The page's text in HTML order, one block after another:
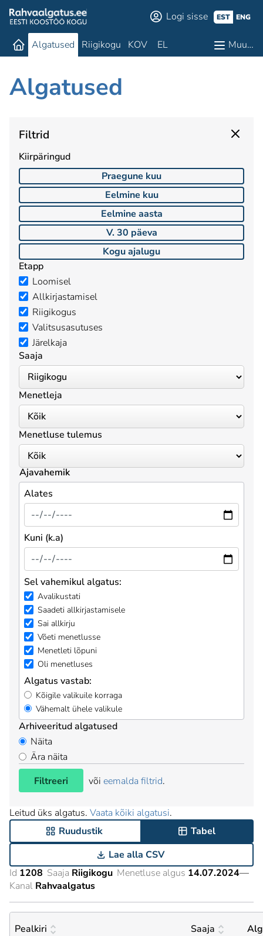
Logi sisse EST ENG
Algatused Riigikogu KOV EL Muu…
Algatused
Filtrid
Kiirpäringud
Praegune kuu
Eelmine kuu
Eelmine aasta
V. 30 päeva
Kogu ajalugu
Etapp
Loomisel
Allkirjastamisel
Riigikogus
Valitsusasutuses
Järelkaja
Saaja
Menetleja
Menetluse tulemus
Ajavahemik
Alates
Kuni (k.a)
Sel vahemikul algatus:
Avalikustati
Saadeti allkirjastamisele
Sai allkirju
Võeti menetlusse
Menetleti lõpuni
Oli menetluses
Algatus vastab:
Kõigile valikuile korraga
Vähemalt ühele valikule
Arhiveeritud algatused
Näita
Ära näita
Filtreeri
või eemalda filtrid.
Leitud üks algatus. Vaata kõiki algatusi.
Ruudustik
Tabel
Lae alla CSV
Id 1208 Saaja Riigikogu Menetluse algus 14.07.2024—
Kanal Rahvaalgatus
Pealkiri Saaja